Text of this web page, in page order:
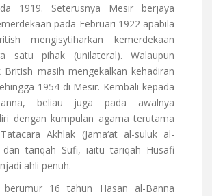
1919. Seterusnya Mesir berjaya
pada Februari 1922 apabila
mengisytiharkan kemerdekaan
satu pihak (unilateral). Walaupun
British masih mengekalkan kehadiran
1954 di Mesir. Kembali kepada
beliau juga pada awalnya
dengan kumpulan agama terutama
Akhlak (Jama‘at al-suluk al-
dan tariqah Sufi, iaitu tariqah Husafi
ahli penuh.
16 tahun Hasan al-Banna